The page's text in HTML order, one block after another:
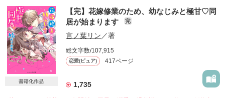
作品を読む
そう、思ってたのに─────
「言っとくけど、付き合ったからには俺以外のこと考えたら、
ただじゃおかないからね」
「……彩葉が、俺を求めてくれるなら。
俺のことしか考えられなくなるぐらい。沢山、甘やかしてあげ
る」
⟡.· ┈┈┈┈┈┈┈┈┈┈⟡.·
×
ｶﾀﾌﾞﾂ委員長
上原 凜
17才
「ねぇ、柑奈」
彼氏大好き天真爛漫少女
書籍化作品
【完】花嫁修業のため、幼なじみと極甘♡同
居が始まります
完
言ノ葉リン ／著
総文字数/107,915
恋愛(ピュア) 417ページ
1,735